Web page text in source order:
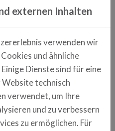
mit Ärzten und
des EU-geförderten
von Big Data und
neue Methoden der
die Behandlung von
gefunden werden.
haben mit dem Magana
externen Inhalten
verwenden wir
und ähnliche
Dienste sind für eine
technisch
verwendet, um Ihre
und zu verbessern
zu ermöglichen. Für